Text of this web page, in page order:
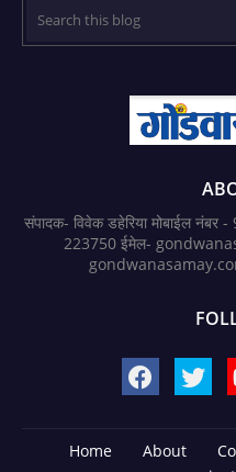
संपादक- विवेक डहेरिया मोबाईल नंबर
223750 ईमेल-
gondwanasamay.com
Home About